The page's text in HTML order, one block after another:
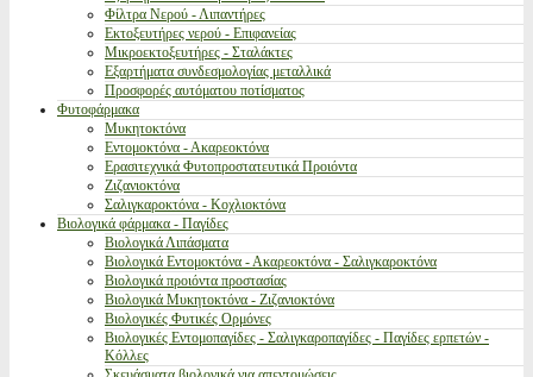
Φίλτρα Νερού - Λιπαντήρες
Εκτοξευτήρες νερού - Επιφανείας
Μικροεκτοξευτήρες - Σταλάκτες
Εξαρτήματα συνδεσμολογίας μεταλλικά
Προσφορές αυτόματου ποτίσματος
Φυτοφάρμακα
Μυκητοκτόνα
Εντομοκτόνα - Ακαρεοκτόνα
Ερασιτεχνικά Φυτοπροστατευτικά Προιόντα
Ζιζανιοκτόνα
Σαλιγκαροκτόνα - Κοχλιοκτόνα
Βιολογικά φάρμακα - Παγίδες
Βιολογικά Λιπάσματα
Βιολογικά Εντομοκτόνα - Ακαρεοκτόνα - Σαλιγκαροκτόνα
Βιολογικά προιόντα προστασίας
Βιολογικά Μυκητοκτόνα - Ζιζανιοκτόνα
Βιολογικές Φυτικές Ορμόνες
Βιολογικές Εντομοπαγίδες - Σαλιγκαροπαγίδες - Παγίδες ερπετών -
Κόλλες